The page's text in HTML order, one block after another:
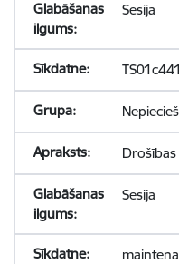
Sesija
Sesija